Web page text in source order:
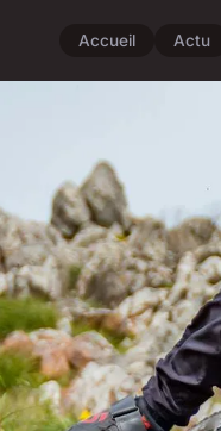
Accueil Actu